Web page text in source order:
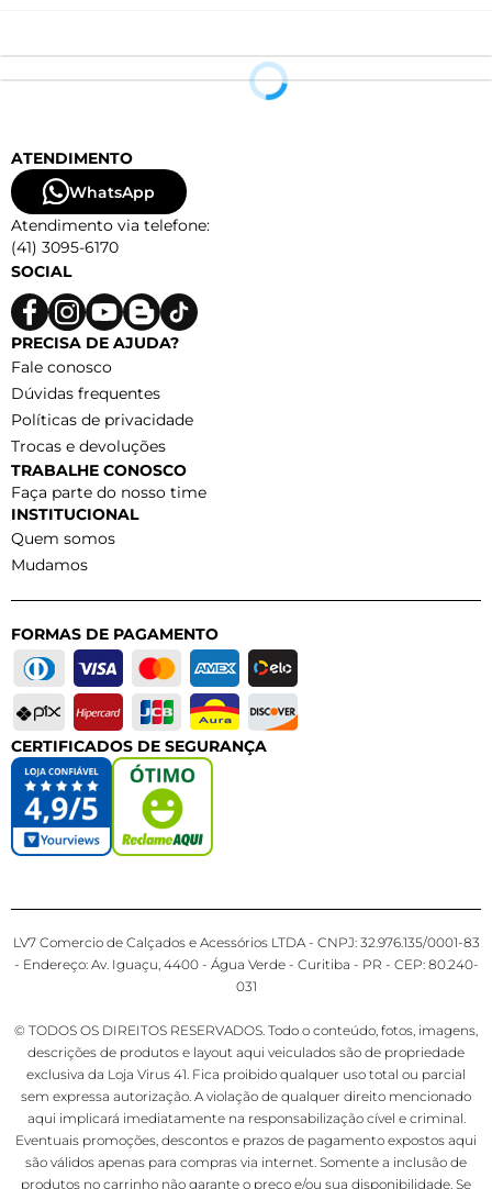
ATENDIMENTO
WhatsApp
Atendimento via telefone:
(41) 3095-6170
SOCIAL
PRECISA DE AJUDA?
Fale conosco
Dúvidas frequentes
Políticas de privacidade
Trocas e devoluções
TRABALHE CONOSCO
Faça parte do nosso time
INSTITUCIONAL
Quem somos
Mudamos
FORMAS DE PAGAMENTO
CERTIFICADOS DE SEGURANÇA
LV7 Comercio de Calçados e Acessórios LTDA - CNPJ: 32.976.135/0001-83
- Endereço: Av. Iguaçu, 4400 - Água Verde - Curitiba - PR - CEP: 80.240-
031
© TODOS OS DIREITOS RESERVADOS. Todo o conteúdo, fotos, imagens,
descrições de produtos e layout aqui veiculados são de propriedade
exclusiva da Loja Virus 41. Fica proibido qualquer uso total ou parcial
sem expressa autorização. A violação de qualquer direito mencionado
aqui implicará imediatamente na responsabilização cível e criminal.
Eventuais promoções, descontos e prazos de pagamento expostos aqui
são válidos apenas para compras via internet. Somente a inclusão de
produtos no carrinho não garante o preço e/ou sua disponibilidade. Se